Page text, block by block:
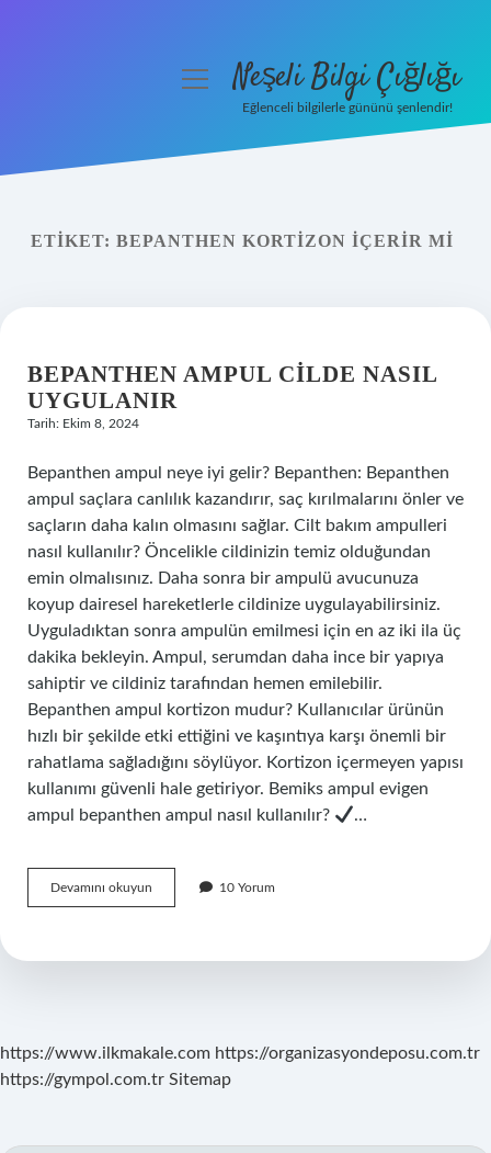
Yasal Uyarı
menüyüNeşeli Bilgi Çığlığı
Eğlenceli bilgilerle gününü şenlendir!
ETIKET: BEPANTHEN KORTIZON IÇERIR MI
BEPANTHEN AMPUL CILDE NASIL
UYGULANIR
Tarih: Ekim 8, 2024
Bepanthen ampul neye iyi gelir? Bepanthen: Bepanthen
ampul saçlara canlılık kazandırır, saç kırılmalarını önler ve
saçların daha kalın olmasını sağlar. Cilt bakım ampulleri
nasıl kullanılır? Öncelikle cildinizin temiz olduğundan
emin olmalısınız. Daha sonra bir ampulü avucunuza
koyup dairesel hareketlerle cildinize uygulayabilirsiniz.
Uyguladıktan sonra ampulün emilmesi için en az iki ila üç
dakika bekleyin. Ampul, serumdan daha ince bir yapıya
sahiptir ve cildiniz tarafından hemen emilebilir.
Bepanthen ampul kortizon mudur? Kullanıcılar ürünün
hızlı bir şekilde etki ettiğini ve kaşıntıya karşı önemli bir
rahatlama sağladığını söylüyor. Kortizon içermeyen yapısı
kullanımı güvenli hale getiriyor. Bemiks ampul evigen
ampul bepanthen ampul nasıl kullanılır?
…
Devamını okuyun Bepanthen
Ampul
Uygulanır
10 Yorum
https://www.ilkmakale.com https://organizasyondeposu.com.tr
https://gympol.com.tr Sitemap